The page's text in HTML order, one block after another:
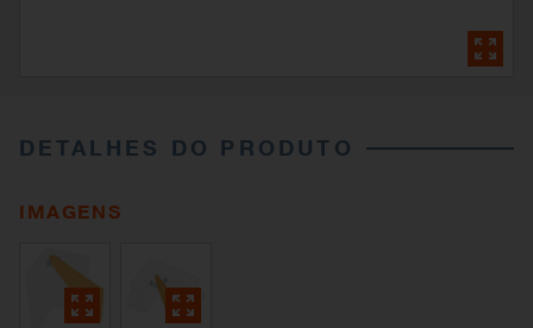
DETALHES DO PRODUTO
IMAGENS